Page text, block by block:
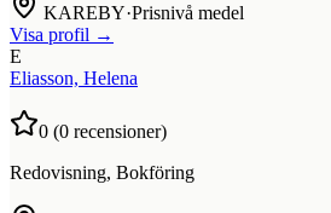
KAREBY·Prisnivå medel
Visa profil →
E
Eliasson, Helena
0 (0 recensioner)
Redovisning, Bokföring